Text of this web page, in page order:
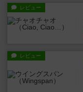
レビュー
レビュー